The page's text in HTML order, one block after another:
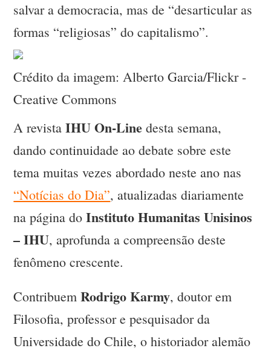
salvar a democracia, mas de “desarticular as
formas “religiosas” do capitalismo”.
Crédito da imagem: Alberto Garcia/Flickr -
Creative Commons
A revistaIHU On-Line desta semana,
dando continuidade ao debate sobre este
tema muitas vezes abordado neste ano nas
“Notícias do Dia”, atualizadas diariamente
na página doInstituto Humanitas Unisinos
– IHU, aprofunda a compreensão deste
fenômeno crescente.
ContribuemRodrigo Karmy, doutor em
Filosofia, professor e pesquisador da
Universidade do Chile, o historiador alemão